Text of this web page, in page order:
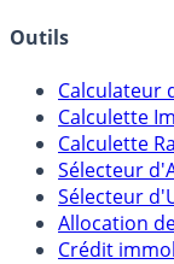
Outils
Calculateur
Calculette
Calculette
Sélecteur
Sélecteur
Allocation
Crédit